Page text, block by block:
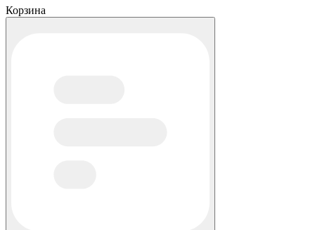
Корзина